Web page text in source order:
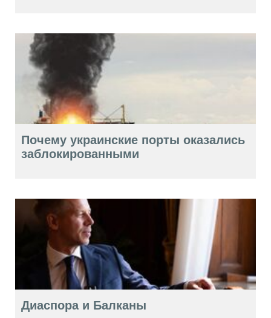
Почему украинские порты оказались
заблокированными
Диаспора и Балканы